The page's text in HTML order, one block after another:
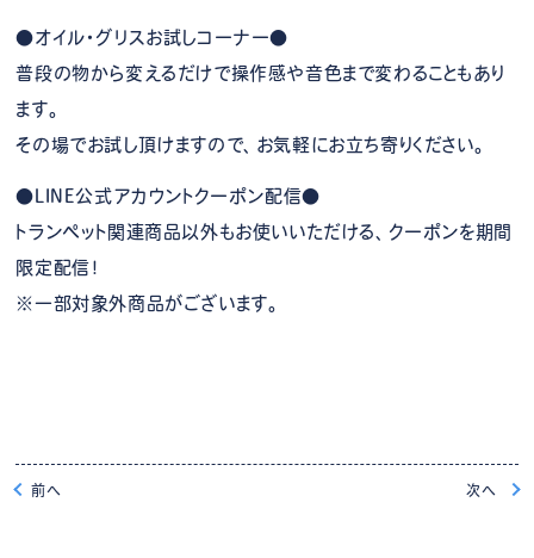
●オイル・グリスお試しコーナー●
普段の物から変えるだけで操作感や音色まで変わることもあり
ます。
その場でお試し頂けますので、お気軽にお立ち寄りください。
●LINE公式アカウントクーポン配信●
トランペット関連商品以外もお使いいただける、クーポンを期間
限定配信！
※一部対象外商品がございます。
前へ 次へ